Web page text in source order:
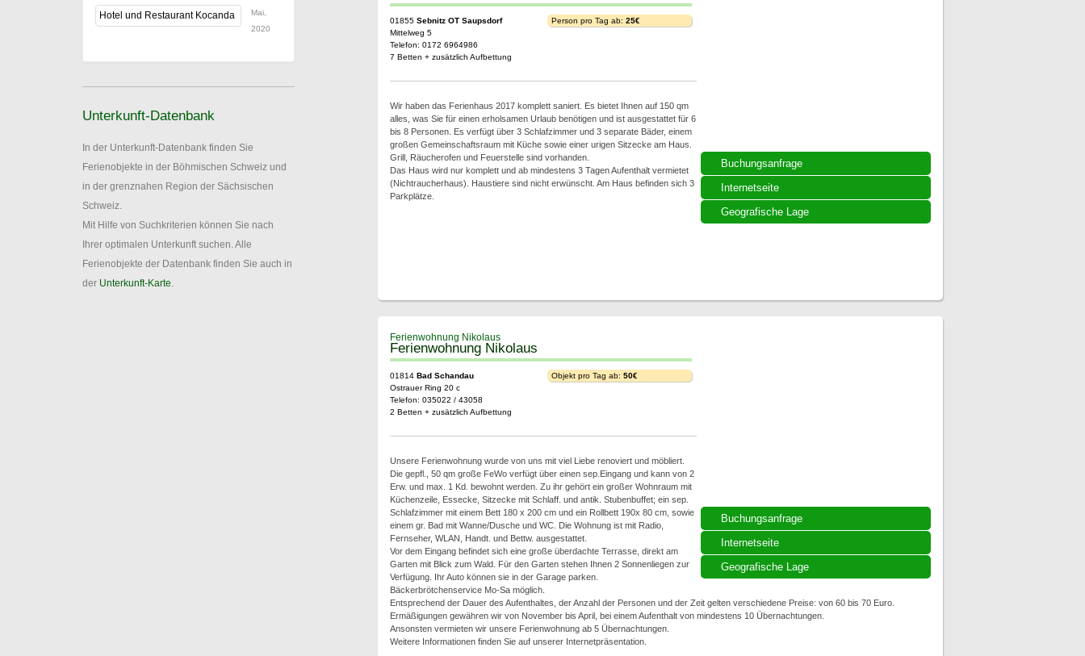
Hotel und Restaurant Kocanda
Mai,
2020
Unterkunft-Datenbank
In der Unterkunft-Datenbank finden Sie
Ferienobjekte in der Böhmischen Schweiz und
in der grenznahen Region der Sächsischen
Schweiz.
Mit Hilfe von Suchkriterien können Sie nach
Ihrer optimalen Unterkunft suchen. Alle
Ferienobjekte der Datenbank finden Sie auch in
der Unterkunft-Karte.
Buchungsanfrage
Internetseite
Geografische Lage
01855Sebnitz OT Saupsdorf
Mittelweg 5
Telefon: 0172 6964986
7 Betten + zusätzlich Aufbettung
Person pro Tag ab:25€
Wir haben das Ferienhaus 2017 komplett saniert. Es bietet Ihnen auf 150 qm
alles, was Sie für einen erholsamen Urlaub benötigen und ist ausgestattet für 6
bis 8 Personen. Es verfügt über 3 Schlafzimmer und 3 separate Bäder, einem
großen Gemeinschaftsraum mit Küche sowie einer urigen Sitzecke am Haus.
Grill, Räucherofen und Feuerstelle sind vorhanden.
Das Haus wird nur komplett und ab mindestens 3 Tagen Aufenthalt vermietet
(Nichtraucherhaus). Haustiere sind nicht erwünscht. Am Haus befinden sich 3
Parkplätze.
Ferienwohnung Nikolaus
Buchungsanfrage
Internetseite
Geografische Lage
Ferienwohnung Nikolaus
01814Bad Schandau
Ostrauer Ring 20 c
Telefon: 035022 / 43058
2 Betten + zusätzlich Aufbettung
Objekt pro Tag ab:50€
Unsere Ferienwohnung wurde von uns mit viel Liebe renoviert und möbliert.
Die gepfl., 50 qm große FeWo verfügt über einen sep.Eingang und kann von 2
Erw. und max. 1 Kd. bewohnt werden. Zu ihr gehört ein großer Wohnraum mit
Küchenzeile, Essecke, Sitzecke mit Schlaff. und antik. Stubenbuffet; ein sep.
Schlafzimmer mit einem Bett 180 x 200 cm und ein Rollbett 190x 80 cm, sowie
einem gr. Bad mit Wanne/Dusche und WC. Die Wohnung ist mit Radio,
Fernseher, WLAN, Handt. und Bettw. ausgestattet.
Vor dem Eingang befindet sich eine große überdachte Terrasse, direkt am
Garten mit Blick zum Wald. Für den Garten stehen Ihnen 2 Sonnenliegen zur
Verfügung. Ihr Auto können sie in der Garage parken.
Bäckerbrötchenservice Mo-Sa möglich.
Entsprechend der Dauer des Aufenthaltes, der Anzahl der Personen und der Zeit gelten verschiedene Preise: von 60 bis 70 Euro.
Ermäßigungen gewähren wir von November bis April, bei einem Aufenthalt von mindestens 10 Übernachtungen.
Ansonsten vermieten wir unsere Ferienwohnung ab 5 Übernachtungen.
Weitere Informationen finden Sie auf unserer Internetpräsentation.